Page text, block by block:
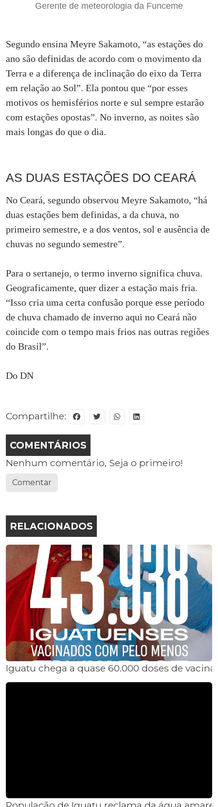
Gerente de meteorologia da Funceme
Segundo ensina Meyre Sakamoto, “as estações do
ano são definidas de acordo com o movimento da
Terra e a diferença de inclinação do eixo da Terra
em relação ao Sol”. Ela pontou que “por esses
motivos os hemisférios norte e sul sempre estarão
com estações opostas”. No inverno, as noites são
mais longas do que o dia.
AS DUAS ESTAÇÕES DO CEARÁ
No Ceará, segundo observou Meyre Sakamoto, “há
duas estações bem definidas, a da chuva, no
primeiro semestre, e a dos ventos, sol e ausência de
chuvas no segundo semestre”.
Para o sertanejo, o termo inverno significa chuva.
Geograficamente, quer dizer a estação mais fria.
“Isso cria uma certa confusão porque esse período
de chuva chamado de inverno aqui no Ceará não
coincide com o tempo mais frios nas outras regiões
do Brasil”.
Do DN
Compartilhe:
COMENTÁRIOS
Nenhum comentário, Seja o primeiro!
Comentar
RELACIONADOS
Iguatu chega a quase 60.000 doses de